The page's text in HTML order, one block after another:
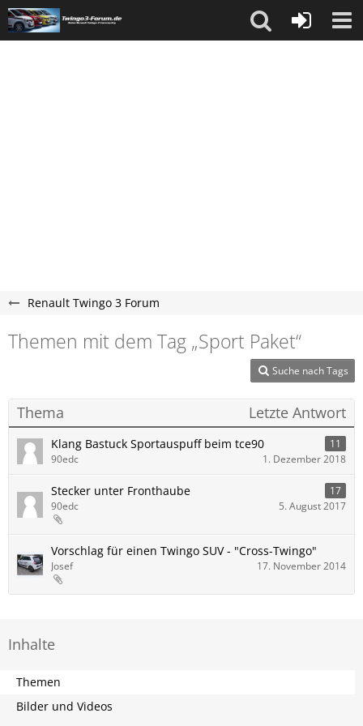
Renault Twingo 3 Forum
Themen mit dem Tag „Sport Paket“
Suche nach Tags
Thema Letzte Antwort
Klang Bastuck Sportauspuff beim tce90
11
90edc
1. Dezember 2018
Stecker unter Fronthaube
17
90edc
5. August 2017
Vorschlag für einen Twingo SUV - "Cross-Twingo"
Josef 17. November 2014
Inhalte
Themen
Bilder und Videos